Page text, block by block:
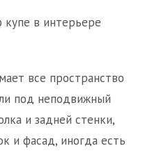
в интерьере
все пространство
под неподвижный
и задней стенки,
и фасад, иногда есть